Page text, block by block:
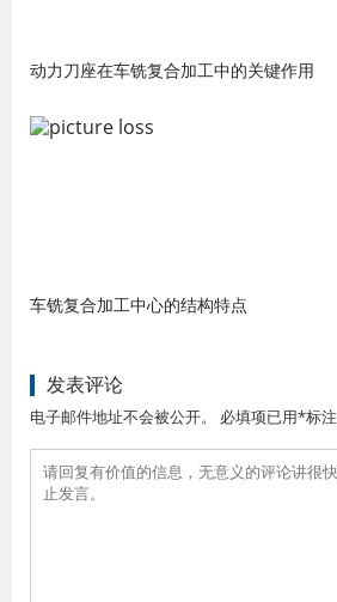
动力刀座在车铣复合加工中的关键作用
车铣复合加工中心的结构特点
发表评论
电子邮件地址不会被公开。 必填项已用*标注